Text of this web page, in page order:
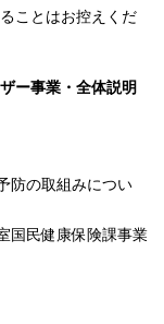
ことはお控えくだ
ー事業・全体説明
防の取組みについ
国民健康保険課事業